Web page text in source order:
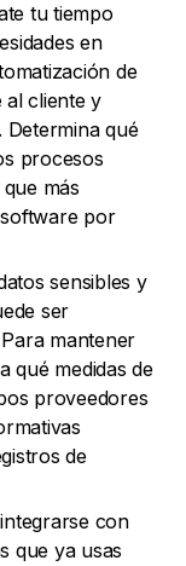
tu tiempo
en
de
al cliente y
qué
procesos
más
por
sensibles y
ser
mantener
qué medidas de
proveedores
de
con
que ya usas